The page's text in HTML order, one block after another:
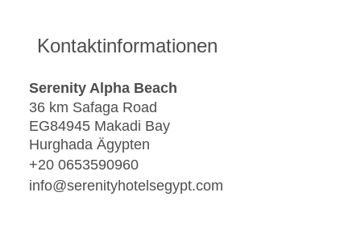
Kontaktinformationen
Serenity Alpha Beach
36 km Safaga Road
EG84945 Makadi Bay
Hurghada Ägypten
+20 0653590960
info@serenityhotelsegypt.com